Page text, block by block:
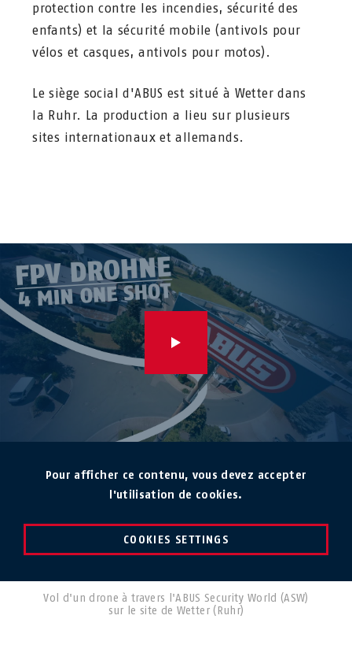
protection contre les incendies, sécurité des
enfants) et la sécurité mobile (antivols pour
vélos et casques, antivols pour motos).
Le siège social d'ABUS est situé à Wetter dans
la Ruhr. La production a lieu sur plusieurs
sites internationaux et allemands.
Pour afficher ce contenu, vous devez accepter
l'utilisation de cookies.
COOKIES SETTINGS
Vol d'un drone à travers l'ABUS Security World (ASW)
sur le site de Wetter (Ruhr)